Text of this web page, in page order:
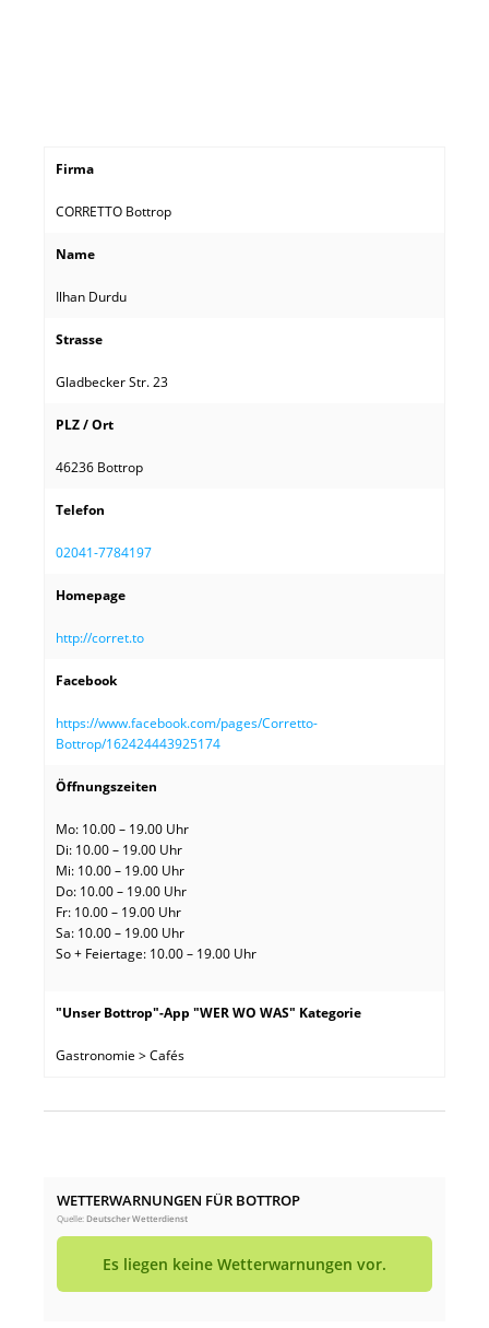
Firma
CORRETTO Bottrop
Name
Ilhan Durdu
Strasse
Gladbecker Str. 23
PLZ / Ort
46236 Bottrop
Telefon
02041-7784197
Homepage
http://corret.to
Facebook
https://www.facebook.com/pages/Corretto-
Bottrop/162424443925174
Öffnungszeiten
Mo: 10.00 – 19.00 Uhr
Di: 10.00 – 19.00 Uhr
Mi: 10.00 – 19.00 Uhr
Do: 10.00 – 19.00 Uhr
Fr: 10.00 – 19.00 Uhr
Sa: 10.00 – 19.00 Uhr
So + Feiertage: 10.00 – 19.00 Uhr
"Unser Bottrop"-App "WER WO WAS" Kategorie
Gastronomie > Cafés
WETTERWARNUNGEN FÜR BOTTROP
Quelle:Deutscher Wetterdienst
Es liegen keine Wetterwarnungen vor.